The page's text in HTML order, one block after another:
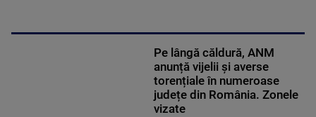
Pe lângă căldură, ANM
anunță vijelii și averse
torențiale în numeroase
județe din România. Zonele
vizate